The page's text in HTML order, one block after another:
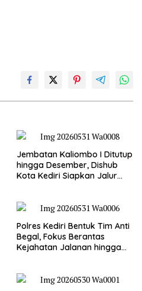
Jembatan Kaliombo I Ditutup
hingga Desember, Dishub
Kota Kediri Siapkan Jalur
Polres Kediri Bentuk Tim Anti
Begal, Fokus Berantas
Kejahatan Jalanan hingga